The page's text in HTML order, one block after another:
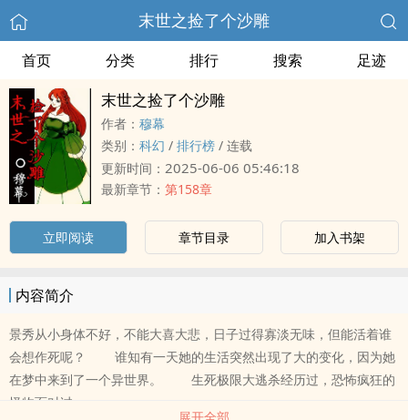
末世之捡了个沙雕
首页 分类 排行 搜索 足迹
末世之捡了个沙雕
作者： 穆幕
类别： 科幻 / 排行榜 / 连载
更新时间： 2025-06-06 05:46:18
最新章节： 第158章
立即阅读 章节目录 加入书架
内容简介
景秀从小身体不好，不能大喜大悲，日子过得寡淡无味，但能活着谁
会想作死呢？ 谁知有一天她的生活突然出现了大的变化，因为她
在梦中来到了一个异世界。 生死极限大逃杀经历过，恐怖疯狂的
怪物面对过